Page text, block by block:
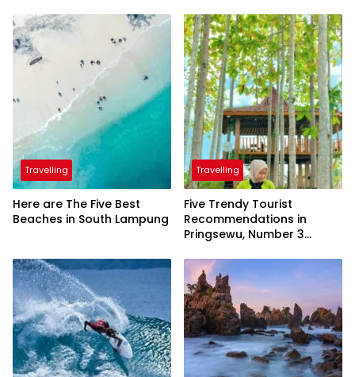
Travelling
Here are The Five Best
Beaches in South Lampung
Travelling
Five Trendy Tourist
Recommendations in
Pringsewu, Number 3
President